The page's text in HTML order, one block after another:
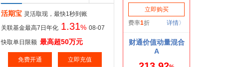
活期宝 灵活取现，最快1秒到账
关联基金最高7日年化 1.31% 08-07
快取单日限额 最高超50万元
免费开通 立即充值